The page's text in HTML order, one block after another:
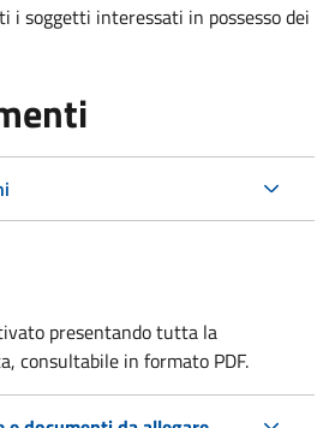
i soggetti interessati in possesso dei
presentando tutta la
consultabile in formato PDF.